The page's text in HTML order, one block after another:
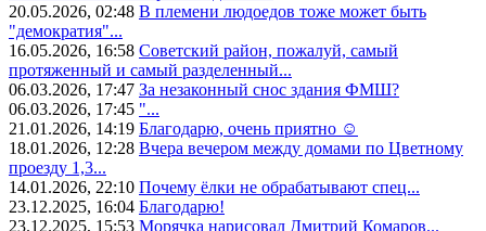
20.05.2026, 02:48 В племени людоедов тоже может быть
"демократия"...
16.05.2026, 16:58 Советский район, пожалуй, самый
протяженный и самый разделенный...
06.03.2026, 17:47 За незаконный снос здания ФМШ?
06.03.2026, 17:45 "...
21.01.2026, 14:19 Благодарю, очень приятно ☺️
18.01.2026, 12:28 Вчера вечером между домами по Цветному
проезду 1,3...
14.01.2026, 22:10 Почему ёлки не обрабатывают спец...
23.12.2025, 16:04 Благодарю!
23.12.2025, 15:53 Морячка нарисовал Дмитрий Комаров...